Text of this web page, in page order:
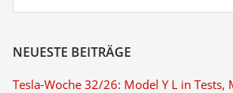
NEUESTE BEITRÄGE
Tesla-Woche 32/26: Model Y L in Tests,